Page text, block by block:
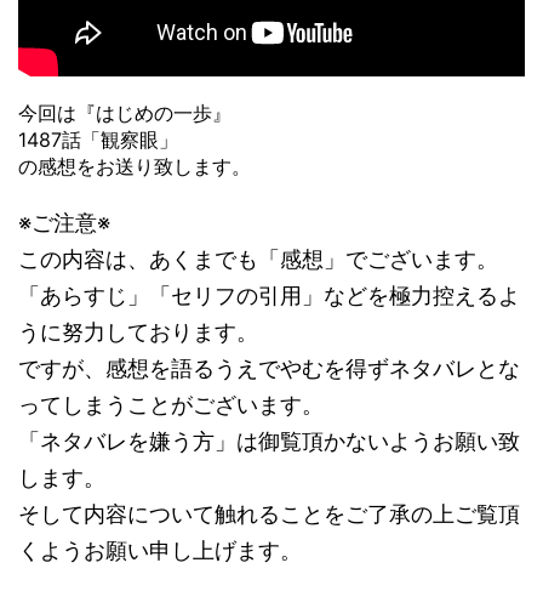
今回は『はじめの一歩』
1487話「観察眼」
の感想をお送り致します。
※ご注意※
この内容は、あくまでも「感想」でございます。
「あらすじ」「セリフの引用」などを極力控えるよ
うに努力しております。
ですが、感想を語るうえでやむを得ずネタバレとな
ってしまうことがございます。
「ネタバレを嫌う方」は御覧頂かないようお願い致
します。
そして内容について触れることをご了承の上ご覧頂
くようお願い申し上げます。